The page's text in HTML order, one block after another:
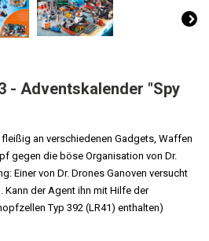
- Adventskalender "Spy
an verschiedenen Gadgets, Waffen
gegen die böse Organisation von Dr.
Einer von Dr. Drones Ganoven versucht
Kann der Agent ihn mit Hilfe der
Typ 392 (LR41) enthalten)